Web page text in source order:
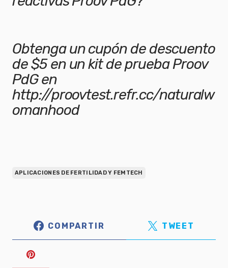
Obtenga un cupón de descuento
de $5 en un kit de prueba Proov
PdG en
http://proovtest.refr.cc/naturalw
omanhood
APLICACIONES DE FERTILIDAD Y FEMTECH
COMPARTIR TWEET